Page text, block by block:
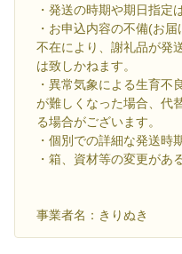
・発送の時期や期日指定
・お申込内容の不備(お
不在により、謝礼品が発
は致しかねます。
・異常気象による生育不
が難しくなった場合、代
る場合がございます。
・個別での詳細な発送時
・箱、資材等の変更があ
事業者名：きりぬき